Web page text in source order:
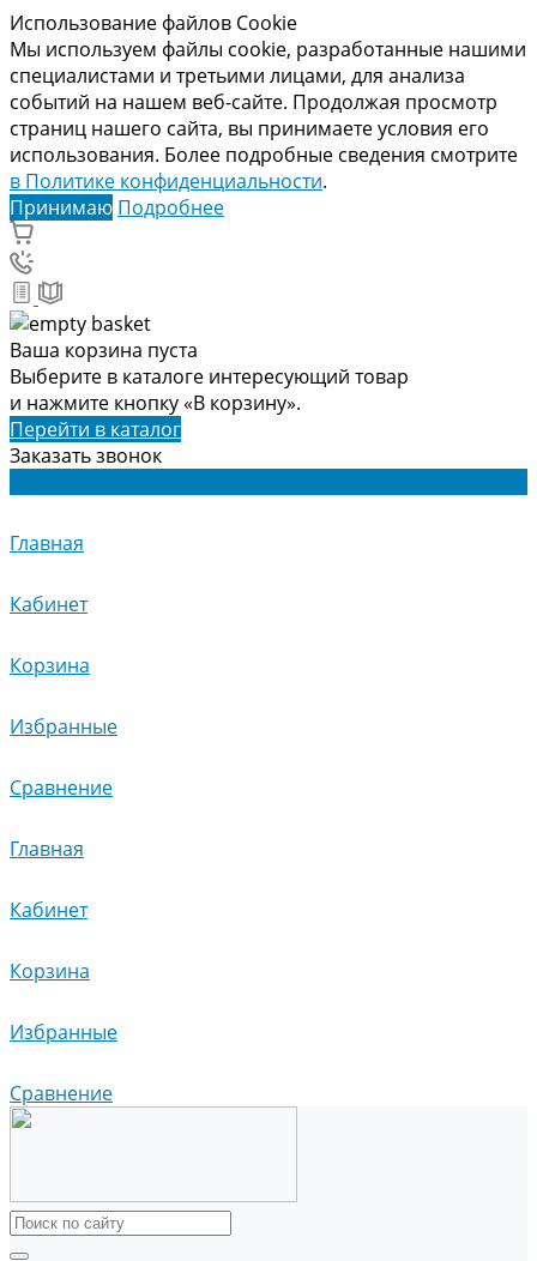
Использование файлов Cookie
Мы используем файлы cookie, разработанные нашими
специалистами и третьими лицами, для анализа
событий на нашем веб-сайте. Продолжая просмотр
страниц нашего сайта, вы принимаете условия его
использования. Более подробные сведения смотрите
в Политике конфиденциальности.
Принимаю Подробнее
Ваша корзина пуста
Выберите в каталоге интересующий товар
и нажмите кнопку «В корзину».
Перейти в каталог
Заказать звонок
Главная
Кабинет
Корзина
Избранные
Сравнение
Главная
Кабинет
Корзина
Избранные
Сравнение